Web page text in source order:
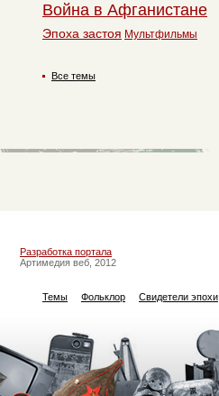
Война в Афганистане
Эпоха застоя Мультфильмы
Все темы
Разработка портала
Артимедия веб, 2012
Темы Фольклор Свидетели эпохи